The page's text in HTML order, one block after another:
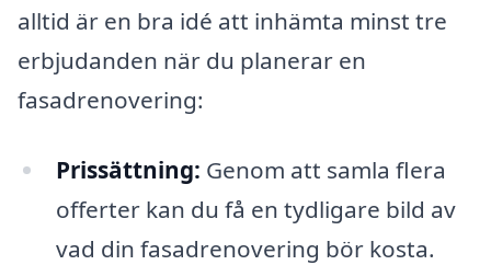
alltid är en bra idé att inhämta minst tre
erbjudanden när du planerar en
fasadrenovering:
Prissättning: Genom att samla flera
offerter kan du få en tydligare bild av
vad din fasadrenovering bör kosta.